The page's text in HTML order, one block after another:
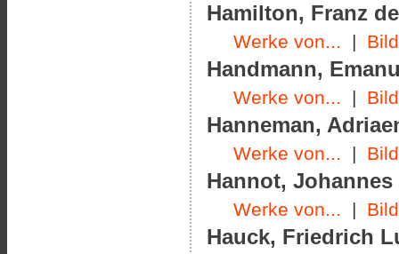
Hamilton, Franz
Werke von... |
Handmann,
Werke von... |
Hanneman,
Werke von... |
Hannot, Johannes
Werke von... |
Hauck, Friedrich